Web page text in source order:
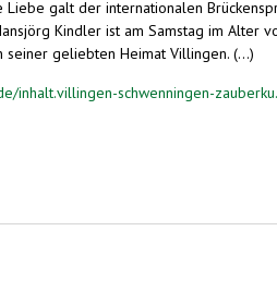
galt der internationalen
Kindler ist am Samstag im Alter
geliebten Heimat Villingen. (...)
inhalt.villingen-schwenningen-